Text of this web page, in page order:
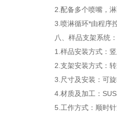
2.配备多个喷嘴，
3.喷淋循环*由程序
八、样品支架系统：
1.样品安装方式：
2.支架安装方式：
3.尺寸及安装：可
4.材质及加工：
5.工作方式：顺时